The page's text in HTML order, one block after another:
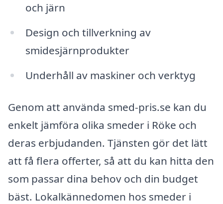
och järn
Design och tillverkning av
smidesjärnprodukter
Underhåll av maskiner och verktyg
Genom att använda smed-pris.se kan du
enkelt jämföra olika smeder i Röke och
deras erbjudanden. Tjänsten gör det lätt
att få flera offerter, så att du kan hitta den
som passar dina behov och din budget
bäst. Lokalkännedomen hos smeder i